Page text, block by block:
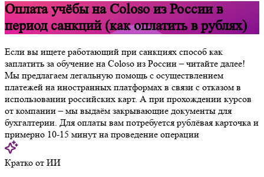
Оплата учёбы на Coloso из России в
период санкций (как оплатить в рублях)
Если вы ищете работающий при санкциях способ как
заплатить за обучение на Coloso из России – читайте далее!
Мы предлагаем легальную помощь с осуществлением
платежей на иностранных платформах в связи с отказом в
использовании российских карт. А при прохождении курсов
от компании – мы выдаём закрывающие документы для
бухгалтерии. Для оплаты вам потребуется рублёвая карточка и
примерно 10-15 минут на проведение операции
Кратко от ИИ